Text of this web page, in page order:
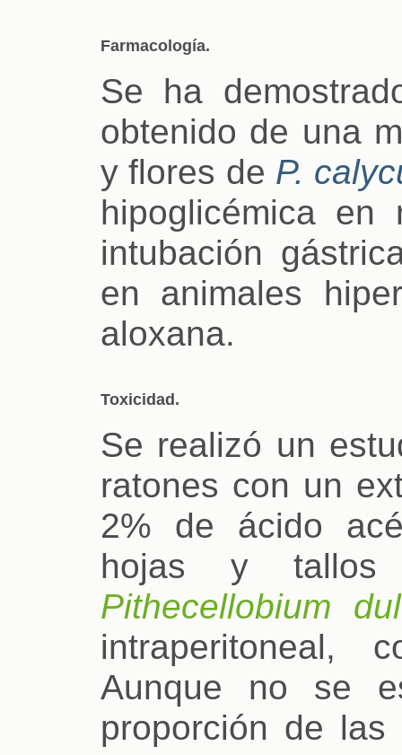
Farmacología.
Se ha
obtenido de una
y flores de P.
hipoglicémica en
intubación
en animales
aloxana.
Toxicidad.
Se realizó un
ratones con un
2% de ácido
hojas y
Pithecellobium
intraperitoneal,
Aunque no se
proporción de